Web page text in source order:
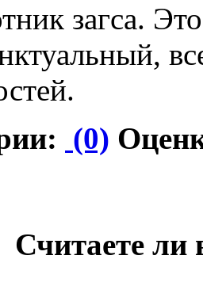
загса.
(0)
Считаете ли